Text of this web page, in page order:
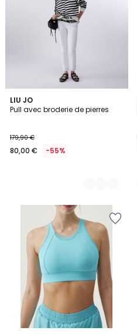
LIU JO
Pull avec broderie de pierres
179,90 €
80,00 € -55%
2
Couleurs